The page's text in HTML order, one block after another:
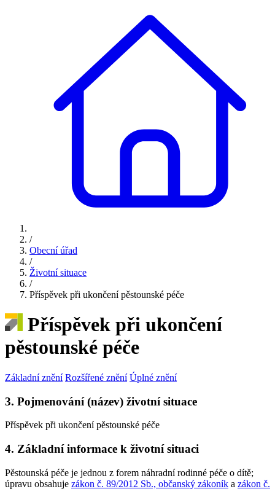
/
Obecní úřad
/
Životní situace
/
Příspěvek při ukončení pěstounské péče
Příspěvek při ukončení
pěstounské péče
Základní znění Rozšířené znění Úplné znění
3. Pojmenování (název) životní situace
Příspěvek při ukončení pěstounské péče
4. Základní informace k životní situaci
Pěstounská péče je jednou z forem náhradní rodinné péče o dítě;
úpravu obsahuje zákon č. 89/2012 Sb., občanský zákoník a zákon č.